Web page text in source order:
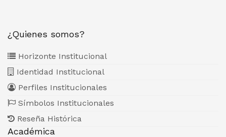
¿Quienes somos?
Horizonte Institucional
Identidad Institucional
Perfiles Institucionales
Símbolos Institucionales
Reseña Histórica
Académica